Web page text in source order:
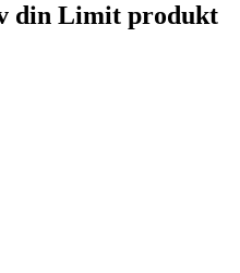
din Limit produkt